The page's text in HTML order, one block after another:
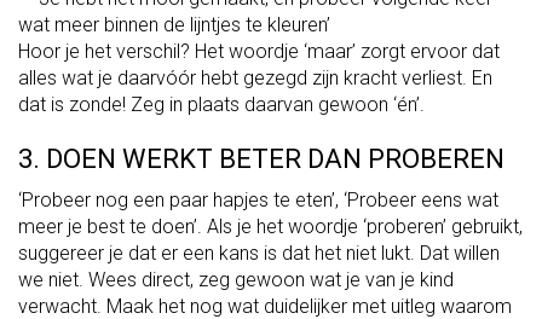
wat meer binnen de lijntjes te kleuren’
Hoor je het verschil? Het woordje ‘maar’ zorgt ervoor dat
alles wat je daarvóór hebt gezegd zijn kracht verliest. En
dat is zonde! Zeg in plaats daarvan gewoon ‘én’.
3. DOEN WERKT BETER DAN PROBEREN
‘Probeer nog een paar hapjes te eten’, ‘Probeer eens wat
meer je best te doen’. Als je het woordje ‘proberen’ gebruikt,
suggereer je dat er een kans is dat het niet lukt. Dat willen
we niet. Wees direct, zeg gewoon wat je van je kind
verwacht. Maak het nog wat duidelijker met uitleg waarom